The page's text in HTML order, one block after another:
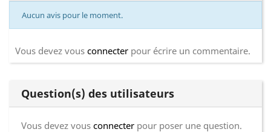
Aucun avis pour le moment.
Vous devez vous connecter pour écrire un commentaire.
Question(s) des utilisateurs
Vous devez vous connecter pour poser une question.